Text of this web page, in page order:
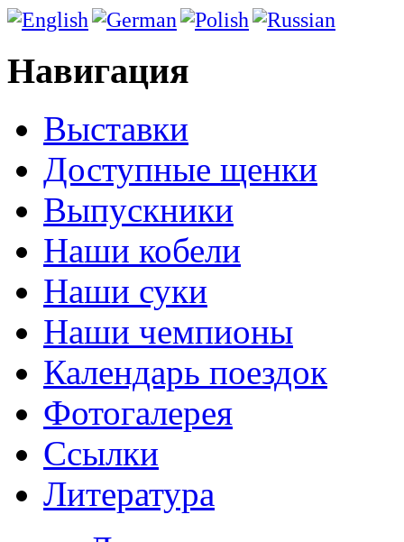
Навигация
Выставки
Доступные щенки
Выпускники
Наши кобели
Наши суки
Наши чемпионы
Календарь поездок
Фотогалерея
Ссылки
Литература